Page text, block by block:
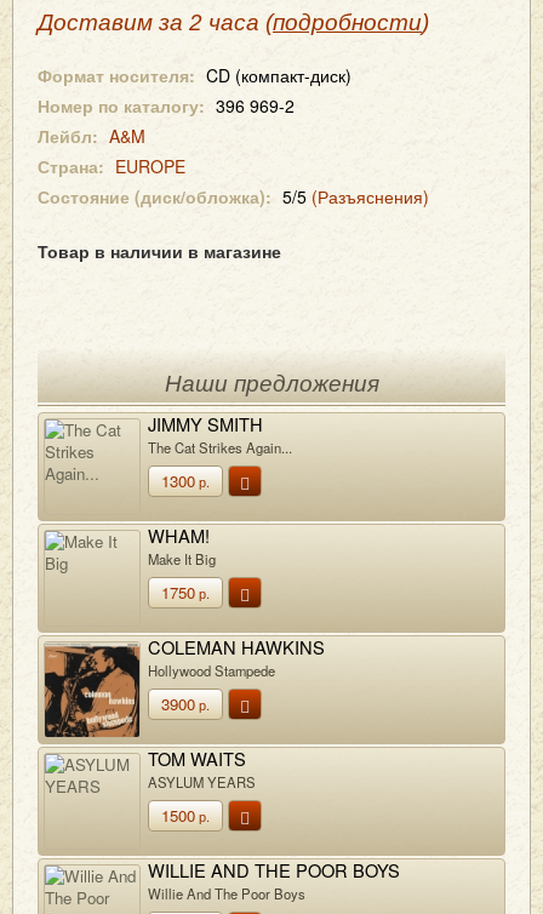
Доставим за 2 часа (подробности)
Формат носителя: CD (компакт-диск)
Номер по каталогу: 396 969-2
Лейбл: A&M
Страна: EUROPE
Состояние (диск/обложка): 5/5 (Разъяснения)
Товар в наличии в магазине
Наши предложения
JIMMY SMITH
The Cat Strikes Again...
1300р.
WHAM!
Make It Big
1750р.
COLEMAN HAWKINS
Hollywood Stampede
3900р.
TOM WAITS
ASYLUM YEARS
1500р.
WILLIE AND THE POOR BOYS
Willie And The Poor Boys